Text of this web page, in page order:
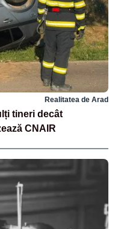
Realitatea de Arad
tineri decât
CNAIR